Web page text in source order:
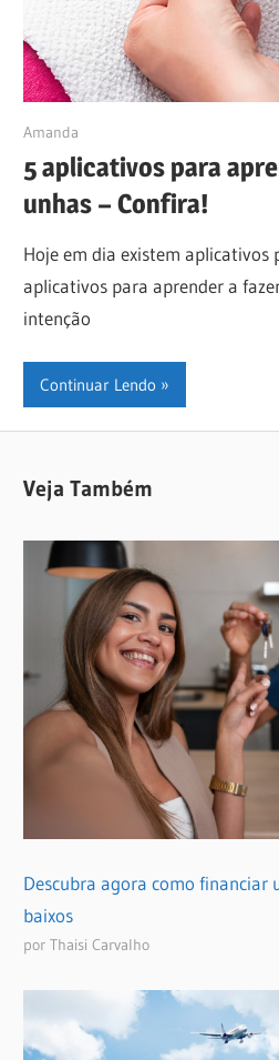
09/06/2023
Amanda
5 aplicativos para
unhas – Confira!
Hoje em dia existem aplicativos
aplicativos para aprender a
intenção
Continuar Lendo
Veja Também
Descubra agora como financiar
baixos
por Thaisi Carvalho